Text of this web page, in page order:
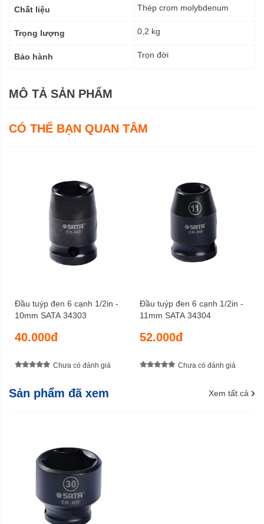
Chất liệu Thép crom molybdenum
Trọng lượng 0,2 kg
Bảo hành Trọn đời
MÔ TẢ SẢN PHẨM
CÓ THỂ BẠN QUAN TÂM
Đầu tuýp đen 6 cạnh 1/2in -
10mm SATA 34303
40.000đ
Chưa có đánh giá
Đầu tuýp đen 6 cạnh 1/2in -
11mm SATA 34304
52.000đ
Chưa có đánh giá
Sản phẩm đã xem Xem tất cả